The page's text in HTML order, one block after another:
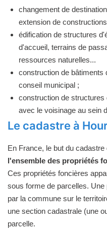
changement de
extension de
édification de structures
d'accueil, terrains de
ressources naturelles...
construction de bâtiments
conseil municipal ;
construction de
avec le voisinage au sein
Le cadastre à
En France, le but du cadastre
l'ensemble des propriétés
Ces propriétés foncières
sous forme de parcelles.
par la commune sur le
une section cadastrale (une
parcelle.